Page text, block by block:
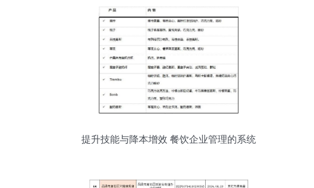
提升技能与降本增效 餐饮企业管理的系统